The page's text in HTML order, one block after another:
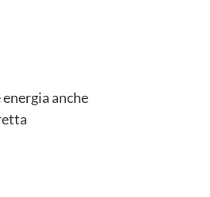
anche